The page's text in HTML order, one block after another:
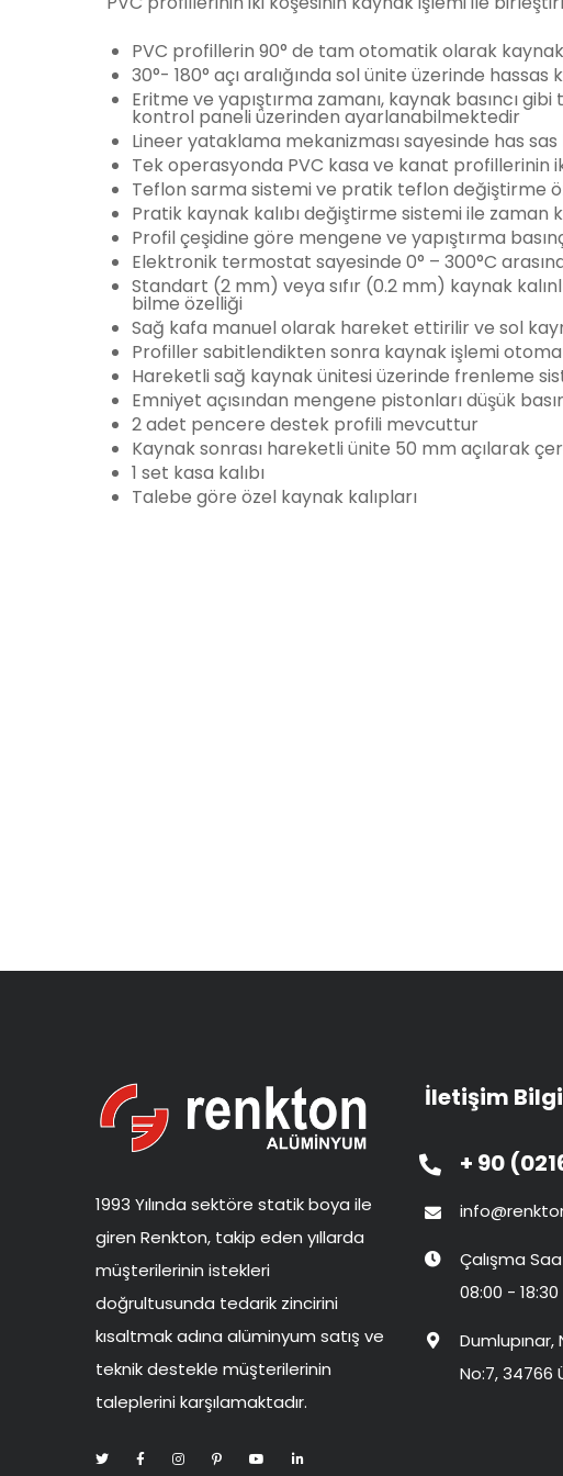
PVC profillerin 90° de tam otomatik olarak
30°- 180° açı aralığında sol ünite üzerinde hassas
Eritme ve yapıştırma zamanı, kaynak basıncı
kontrol paneli üzerinden ayarlanabilmektedir
Lineer yataklama mekanizması sayesinde has
Tek operasyonda PVC kasa ve kanat profillerinin
Teflon sarma sistemi ve pratik teflon değiştirme
Pratik kaynak kalıbı değiştirme sistemi ile zaman
Profil çeşidine göre mengene ve yapıştırma
Elektronik termostat sayesinde 0° – 300°C
Standart (2 mm) veya sıfır (0.2 mm) kaynak
bilme özelliği
Sağ kafa manuel olarak hareket ettirilir ve sol
Profiller sabitlendikten sonra kaynak işlemi
Hareketli sağ kaynak ünitesi üzerinde frenleme
Emniyet açısından mengene pistonları düşük
2 adet pencere destek profili mevcuttur
Kaynak sonrası hareketli ünite 50 mm açılarak
1 set kasa kalıbı
Talebe göre özel kaynak kalıpları
1993 Yılında sektöre statik boya ile
giren Renkton, takip eden yıllarda
müşterilerinin istekleri
doğrultusunda tedarik zincirini
kısaltmak adına alüminyum satış ve
teknik destekle müşterilerinin
taleplerini karşılamaktadır.
İletişim
+ 90
Çalışma
08:00 - 18:30
Dumlupınar,
No:7,